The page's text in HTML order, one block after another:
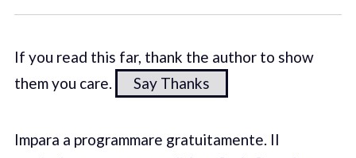
If you read this far, thank the author to show
them you care.
Say Thanks
Impara a programmare gratuitamente. Il